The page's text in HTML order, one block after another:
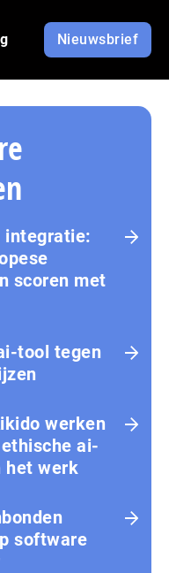
Nieuwsbrief
integratie:
scoren met
tool tegen
werken
ai-
het werk
software